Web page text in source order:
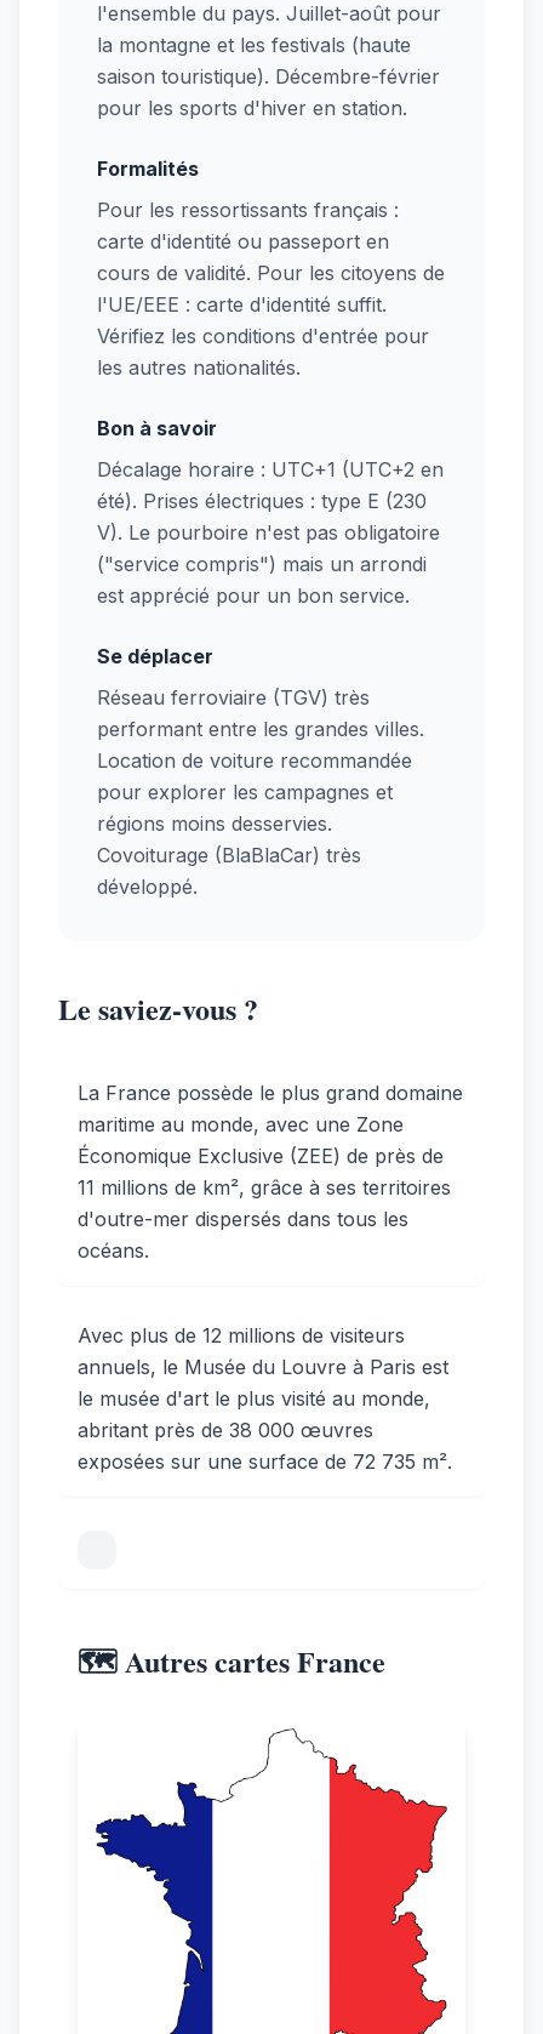
l'ensemble du pays. Juillet-août pour
la montagne et les festivals (haute
saison touristique). Décembre-février
pour les sports d'hiver en station.
Formalités
Pour les ressortissants français :
carte d'identité ou passeport en
cours de validité. Pour les citoyens de
l'UE/EEE : carte d'identité suffit.
Vérifiez les conditions d'entrée pour
les autres nationalités.
Bon à savoir
Décalage horaire : UTC+1 (UTC+2 en
été). Prises électriques : type E (230
V). Le pourboire n'est pas obligatoire
("service compris") mais un arrondi
est apprécié pour un bon service.
Se déplacer
Réseau ferroviaire (TGV) très
performant entre les grandes villes.
Location de voiture recommandée
pour explorer les campagnes et
régions moins desservies.
Covoiturage (BlaBlaCar) très
développé.
Le saviez-vous ?
La France possède le plus grand domaine
maritime au monde, avec une Zone
Économique Exclusive (ZEE) de près de
11 millions de km², grâce à ses territoires
d'outre-mer dispersés dans tous les
océans.
Avec plus de 12 millions de visiteurs
annuels, le Musée du Louvre à Paris est
le musée d'art le plus visité au monde,
abritant près de 38 000 œuvres
exposées sur une surface de 72 735 m².
🗺️ Autres cartes France